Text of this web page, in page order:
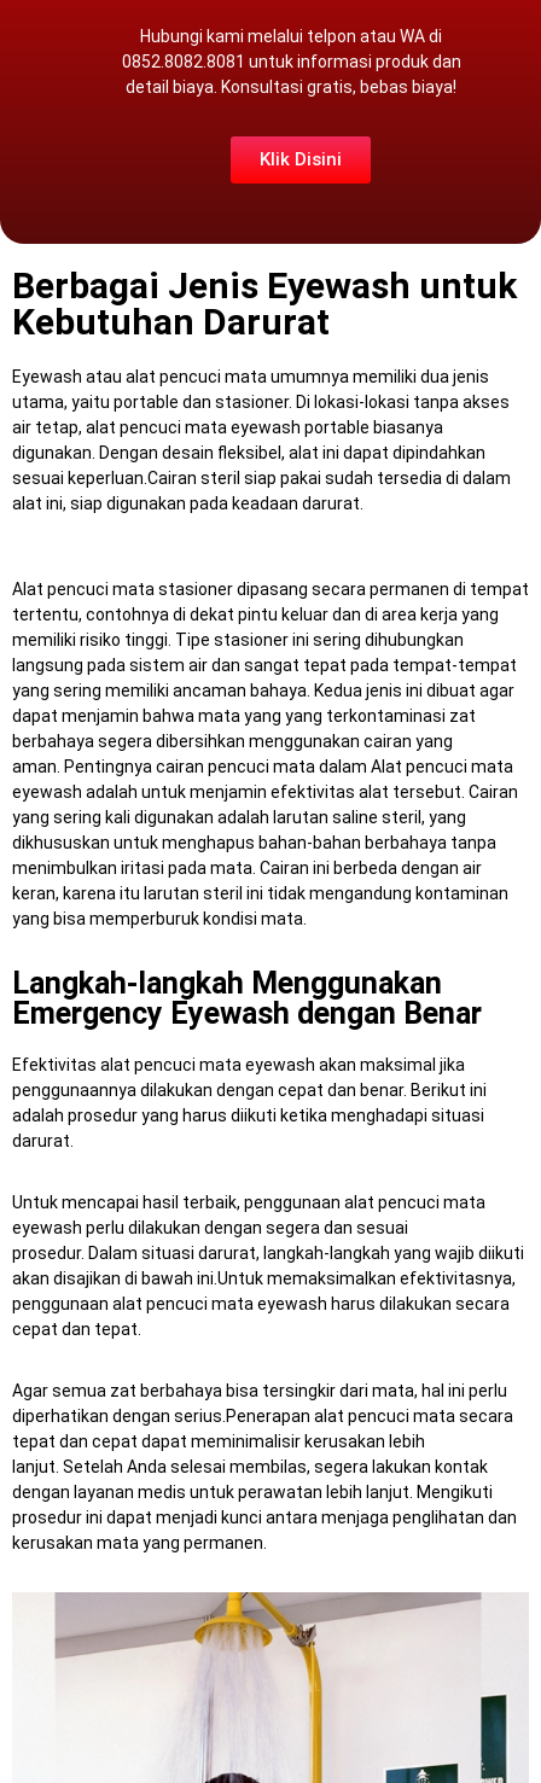
Hubungi kami melalui telpon atau WAdi
0852.8082.8081 untuk informasi produk dan
detail biaya. Konsultasi gratis, bebas biaya!
Klik Disini
Berbagai Jenis Eyewash untuk
Kebutuhan Darurat
Eyewash atau alat pencuci mata umumnya memiliki dua jenis
utama, yaitu portable dan stasioner. Di lokasi-lokasi tanpa akses
air tetap, alat pencuci mata eyewash portable biasanya
digunakan. Dengan desain fleksibel, alat ini dapat dipindahkan
sesuai keperluan. Cairan steril siap pakai sudah tersedia di dalam
alat ini, siap digunakan pada keadaan darurat.
Alat pencuci mata stasioner dipasang secara permanen di tempat
tertentu, contohnya di dekat pintu keluar dan di area kerja yang
memiliki risiko tinggi. Tipe stasioner ini sering dihubungkan
langsung pada sistem air dan sangat tepat pada tempat-tempat
yang sering memiliki ancaman bahaya. Kedua jenis ini dibuat agar
dapat menjamin bahwa mata yang yang terkontaminasi zat
berbahaya segera dibersihkan menggunakan cairan yang
aman. Pentingnya cairan pencuci mata dalam Alat pencuci mata
eyewash adalah untuk menjamin efektivitas alat tersebut. Cairan
yang sering kali digunakan adalah larutan saline steril, yang
dikhususkan untuk menghapus bahan-bahan berbahaya tanpa
menimbulkan iritasi pada mata. Cairan ini berbeda dengan air
keran, karena itu larutan steril ini tidak mengandung kontaminan
yang bisa memperburuk kondisi mata.
Langkah-langkah Menggunakan
Emergency Eyewash dengan Benar
Efektivitas alat pencuci mata eyewash akan maksimal jika
penggunaannya dilakukan dengan cepat dan benar. Berikut ini
adalah prosedur yang harus diikuti ketika menghadapi situasi
darurat.
Untuk mencapai hasil terbaik, penggunaan alat pencuci mata
eyewash perlu dilakukan dengan segera dan sesuai
prosedur. Dalam situasi darurat, langkah-langkah yang wajib diikuti
akan disajikan di bawah ini.Untuk memaksimalkan efektivitasnya,
penggunaan alat pencuci mata eyewash harus dilakukan secara
cepat dan tepat.
Agar semua zat berbahaya bisa tersingkir dari mata, hal ini perlu
diperhatikan dengan serius. Penerapan alat pencuci mata secara
tepat dan cepat dapat meminimalisir kerusakan lebih
lanjut. Setelah Anda selesai membilas, segera lakukan kontak
dengan layanan medis untuk perawatan lebih lanjut. Mengikuti
prosedur ini dapat menjadi kunci antara menjaga penglihatan dan
kerusakan mata yang permanen.